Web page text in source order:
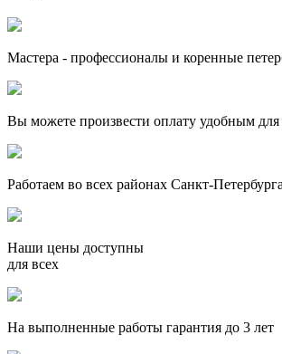
Мастера - профессионалы и коренные
Вы можете произвести оплату удобным для
Работаем во всех районах Санкт-
Наши цены доступны
для всех
На выполненные работы гарантия до 3 лет